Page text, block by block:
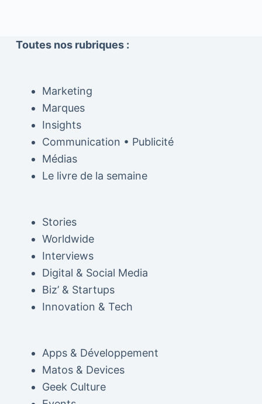
Toutes nos rubriques :
Marketing
Marques
Insights
Communication • Publicité
Médias
Le livre de la semaine
Stories
Worldwide
Interviews
Digital & Social Media
Biz’ & Startups
Innovation & Tech
Apps & Développement
Matos & Devices
Geek Culture